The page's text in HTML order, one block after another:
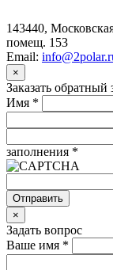
143440,
помещ. 153
Email:
×
Заказать обратный
Имя *
заполнения *
Отправить
×
Задать вопрос
Ваше имя *